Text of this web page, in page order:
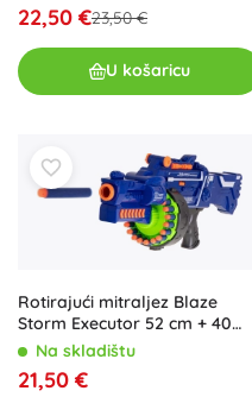
22,50 €23,50 €
U košaricu
Rotirajući mitraljez Blaze
Storm Executor 52 cm + 40
metaka NERF
Na skladištu
21,50 €